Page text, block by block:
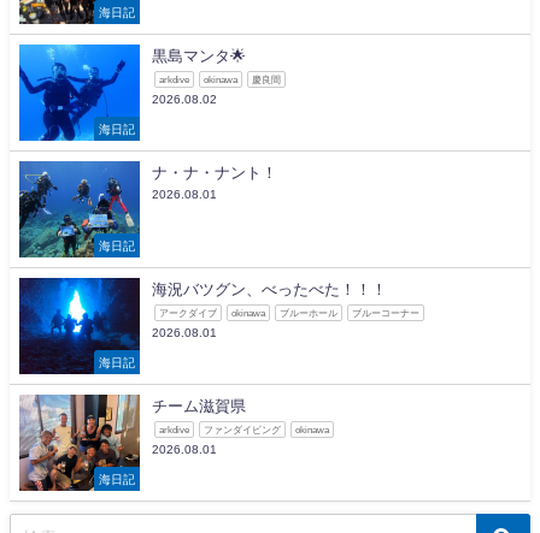
海日記
海日記
黒島マンタ🌟
arkdive okinawa 慶良間
2026.08.02
海日記
ナ・ナ・ナント！
2026.08.01
海日記
海況バツグン、べったべた！！！
アークダイブ okinawa ブルーホール ブルーコーナー
2026.08.01
海日記
チーム滋賀県
arkdive ファンダイビング okinawa
2026.08.01